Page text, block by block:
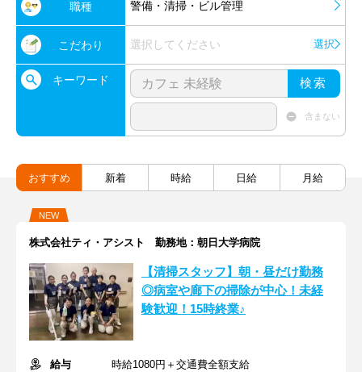
職種 警備・清掃・ビル管理
こだわり 選択してください 選択
キーワード 検索
含まない
おすすめ 新着 時給 日給 月給
NEW
株式会社ティ・アシスト 勤務地：朝日大学病院
【清掃スタッフ】朝・昼だけ勤務
◎病室や廊下の掃除が中心！未経
験歓迎！15時終業♪
給与
時給1080円＋交通費全額支給